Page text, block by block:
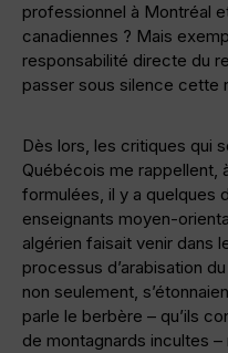
professionnel à Montréal
canadiennes ? Mais
responsabilité directe du
passer sous silence cette
Dès lors, les critiques qui
Québécois me rappellent,
formulées, il y a quelques
enseignants moyen-
algérien faisait venir dans
processus d’arabisation
non seulement,
parle le berbère – qu’ils
de montagnards incultes